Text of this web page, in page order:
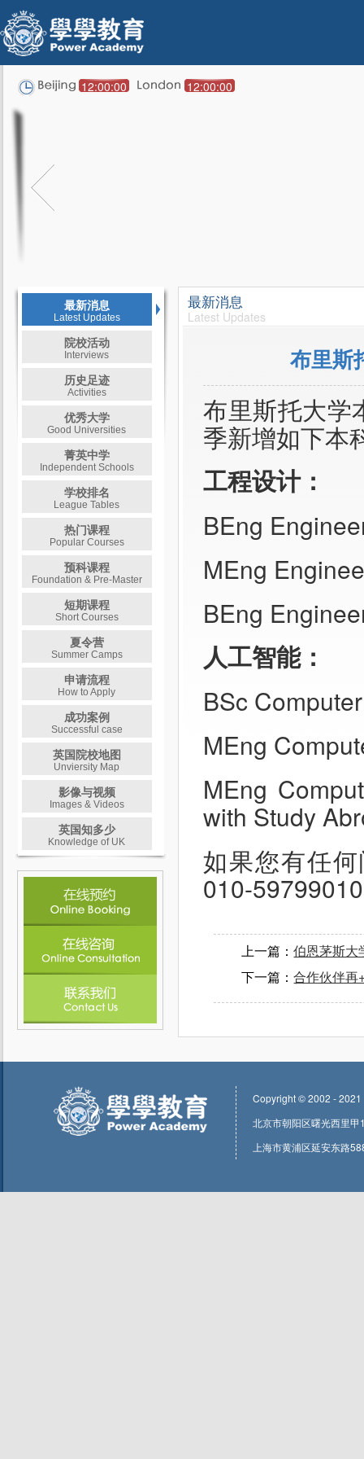
12:00:00 12:00:00
最新消息
Latest Updates
院校活动
Interviews
历史足迹
Activities
优秀大学
Good Universities
菁英中学
Independent Schools
学校排名
League Tables
热门课程
Popular Courses
预科课程
Foundation & Pre-Master
短期课程
Short Courses
夏令营
Summer Camps
申请流程
How to Apply
成功案例
Successful case
英国院校地图
Unviersity Map
影像与视频
Images & Videos
英国知多少
Knowledge of UK
最新消息
Latest Updates
布里斯
布里斯托大学
季新增如下本
工程设计：
BEng
MEng
BEng
人工智能：
BSc
MEng
MEng
with Study
如果您有任
010-
上一篇：伯恩茅斯大
下一篇：合作伙伴再
Copyright © 2002 -
北京市朝阳区曙光西里
上海市黄浦区延安东路